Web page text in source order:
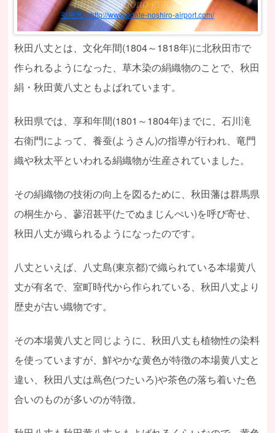
引用元：http://www.odate-noshiro-airport.com/
秋田八丈とは、文化年間(1804～1818年)に北秋田市で
作られるようになった、草木染の絹織物のことで、秋田
絹・秋田黄八丈ともよばれています。
秋田県では、享和年間(1801～1804年)までに、石川滝
右衛門によって、養蚕(ようさん)の指導が行われ、竜門
織や秋太平といわれる絹織物が生産されていました。
その絹織物の技術の向上を図るために、秋田藩は群馬県
の桐生から、蓼沼甚平(たでぬまじんぺい)を呼び寄せ、
秋田八丈が織られるようになったのです。
八丈といえば、八丈島(東京都)で織られている本場黄八
丈が有名で、室町時代から作られている、秋田八丈より
歴史が古い織物です。
その本場黄八丈と同じように、秋田八丈も植物性の染料
を使っていますが、鮮やかな黄色が特徴の本場黄八丈と
違い、秋田八丈は蔦色(つたいろ)や茶色の落ち着いた色
合いのものが多いのが特徴。